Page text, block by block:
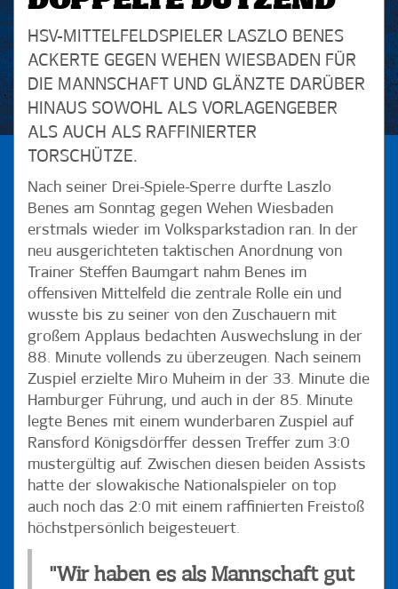
HSV-MITTELFELDSPIELER LASZLO BENES
ACKERTE GEGEN WEHEN WIESBADEN FÜR
DIE MANNSCHAFT UND GLÄNZTE DARÜBER
HINAUS SOWOHL ALS VORLAGENGEBER
ALS AUCH ALS RAFFINIERTER
TORSCHÜTZE.
Nach seiner Drei-Spiele-Sperre durfte Laszlo
Benes am Sonntag gegen Wehen Wiesbaden
erstmals wieder im Volksparkstadion ran. In der
neu ausgerichteten taktischen Anordnung von
Trainer Steffen Baumgart nahm Benes im
offensiven Mittelfeld die zentrale Rolle ein und
wusste bis zu seiner von den Zuschauern mit
großem Applaus bedachten Auswechslung in der
88. Minute vollends zu überzeugen. Nach seinem
Zuspiel erzielte Miro Muheim in der 33. Minute die
Hamburger Führung, und auch in der 85. Minute
legte Benes mit einem wunderbaren Zuspiel auf
Ransford Königsdörffer dessen Treffer zum 3:0
mustergültig auf. Zwischen diesen beiden Assists
hatte der slowakische Nationalspieler on top
auch noch das 2:0 mit einem raffinierten Freistoß
höchstpersönlich beigesteuert.
"Wir haben es als Mannschaft gut